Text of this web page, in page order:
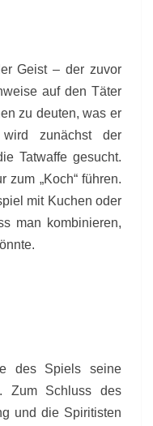
Geist – der zuvor
auf den Täter
zu deuten, was er
zunächst der
Tatwaffe gesucht.
„Koch“ führen.
mit Kuchen oder
man kombinieren,
des Spiels seine
Zum Schluss des
und die Spiritisten